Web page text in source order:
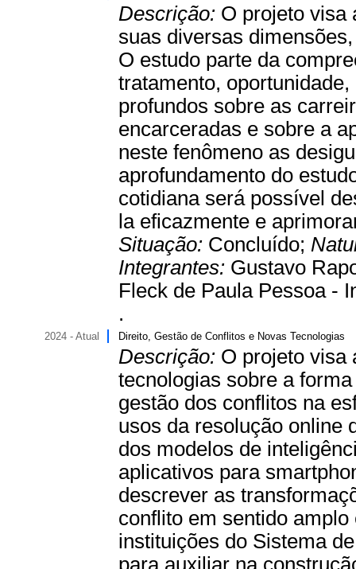
Descrição: O projeto visa
suas diversas
O estudo parte da
tratamento,
profundos sobre as
encarceradas e sobre a
neste fenômeno as
aprofundamento do
cotidiana será possível
la eficazmente e
Situação: Concluído;
Integrantes: Gustavo
Fleck de Paula Pessoa -
.
2024 - Atual Direito, Gestão de Conflitos e Novas Tecnologias
Descrição: O projeto visa
tecnologias sobre a
gestão dos conflitos na
usos da resolução online
dos modelos de
aplicativos para
descrever as
conflito em sentido
instituições do Sistema
para auxiliar na